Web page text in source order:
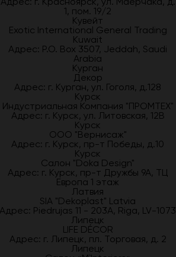
1, пом. 19/2
Кувейт
Exotic International General Trading
Kuwait
Адрес: P.O. Box 3507, Jeddah, Saudi
Arabia
Курган
Декор
Адрес: г. Курган, ул. Гоголя, д.128
Курск
Индустриальная Компания "ПРОМТЕХ"
Адрес: г. Курск, ул. Литовская, 12В
Курск
ООО "Вернисаж"
Адрес: г. Курск, пр-т Победы, д.10
Курск
Салон "Doka Design"
Адрес: г. Курск, пр-т Дружбы 9А, ТЦ
Европа 1 этаж
Латвия
SIA "Dekoplast" Latvia
Адрес: Piedrujas 11 - 203A, Riga, LV-1073
Липецк
LIFE DÉCOR
Адрес: г. Липецк, пл. Торговая, д. 2
Липецк